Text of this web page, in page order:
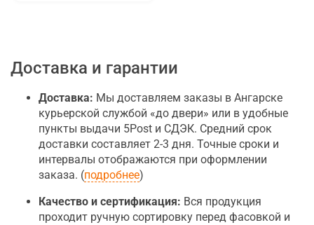
Доставка и гарантии
Доставка: Мы доставляем заказы в Ангарске
курьерской службой «до двери» или в удобные
пункты выдачи 5Post и СДЭК. Средний срок
доставки составляет 2-3 дня. Точные сроки и
интервалы отображаются при оформлении
заказа. (подробнее)
Качество и сертификация: Вся продукция
проходит ручную сортировку перед фасовкой и